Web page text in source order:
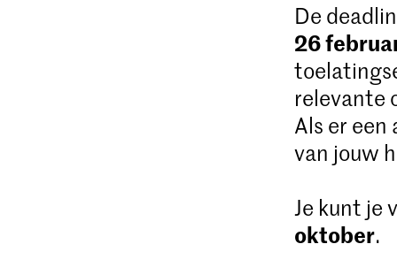
De
26
relevante
Als er
van jouw
Je kunt je
oktober.